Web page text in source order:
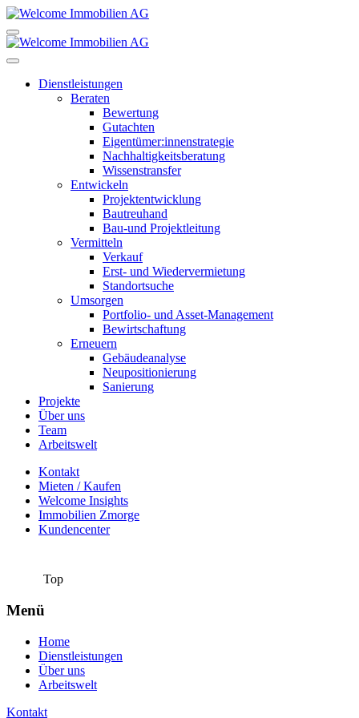
Dienstleistungen
Beraten
Bewertung
Gutachten
Eigentümer:innenstrategie
Nachhaltigkeitsberatung
Wissenstransfer
Entwickeln
Projektentwicklung
Bautreuhand
Bau-und Projektleitung
Vermitteln
Verkauf
Erst- und Wiedervermietung
Standortsuche
Umsorgen
Portfolio- und Asset-Management
Bewirtschaftung
Erneuern
Gebäudeanalyse
Neupositionierung
Sanierung
Projekte
Über uns
Team
Arbeitswelt
Kontakt
Mieten / Kaufen
Welcome Insights
Immobilien Zmorge
Kundencenter
Top
Menü
Home
Dienstleistungen
Über uns
Arbeitswelt
Kontakt